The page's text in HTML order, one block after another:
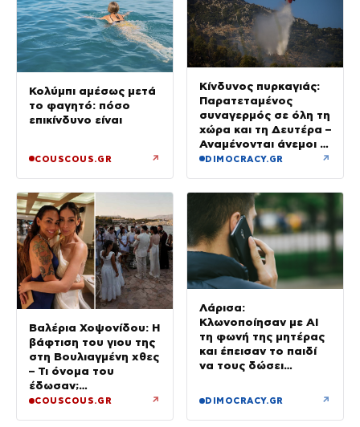
Κολύμπι αμέσως μετά
το φαγητό: πόσο
επικίνδυνο είναι
COUSCOUS.GR ↗
Κίνδυνος πυρκαγιάς:
Παρατεταμένος
συναγερμός σε όλη τη
χώρα και τη Δευτέρα –
Αναμένονται άνεμοι 9
μποφόρ
DIMOCRACY.GR ↗
Βαλέρια Χοψονίδου: Η
βάφτιση του γιου της
στη Βουλιαγμένη χθες
– Τι όνομα του
έδωσαν;
(Φωτογραφίες)
COUSCOUS.GR ↗
Λάρισα:
Κλωνοποίησαν με AI
τη φωνή της μητέρας
και έπεισαν το παιδί
να τους δώσει
DIMOCRACY.GR ↗